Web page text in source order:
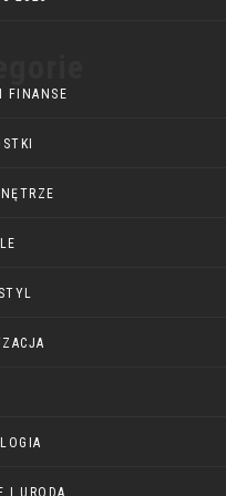
FINANSE
I URODA